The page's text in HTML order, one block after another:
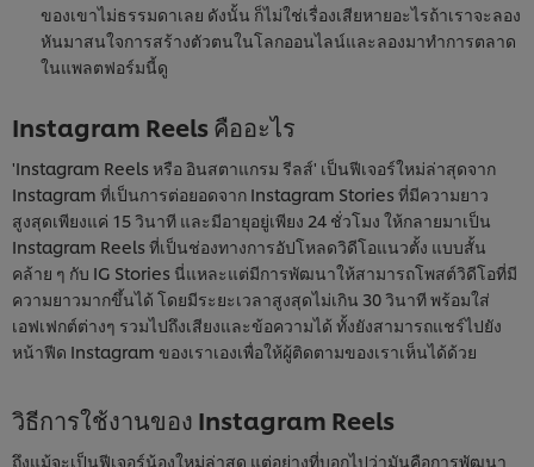
ของเขาไม่ธรรมดาเลย ดังนั้น ก็ไม่ใช่เรื่องเสียหายอะไรถ้าเราจะลอง
หันมาสนใจการสร้างตัวตนในโลกออนไลน์และลองมาทำการตลาด
ในแพลตฟอร์มนี้ดู
Instagram Reels คืออะไร
'Instagram Reels หรือ อินสตาแกรม รีลส์' เป็นฟีเจอร์ใหม่ล่าสุดจาก
Instagram ที่เป็นการต่อยอดจาก Instagram Stories ที่มีความยาว
สูงสุดเพียงแค่ 15 วินาที และมีอายุอยู่เพียง 24 ชั่วโมง ให้กลายมาเป็น
Instagram Reels ที่เป็นช่องทางการอัปโหลดวิดีโอแนวตั้ง แบบสั้น
คล้าย ๆ กับ IG Stories นี่แหละแต่มีการพัฒนาให้สามารถโพสต์วิดีโอที่มี
ความยาวมากขึ้นได้ โดยมีระยะเวลาสูงสุดไม่เกิน 30 วินาที พร้อมใส่
เอฟเฟกต์ต่างๆ รวมไปถึงเสียงและข้อความได้ ทั้งยังสามารถแชร์ไปยัง
หน้าฟีด Instagram ของเราเองเพื่อให้ผู้ติดตามของเราเห็นได้ด้วย
วิธีการใช้งานของ Instagram Reels
ถึงแม้จะเป็นฟีเจอร์น้องใหม่ล่าสุด แต่อย่างที่บอกไปว่ามันคือการพัฒนา